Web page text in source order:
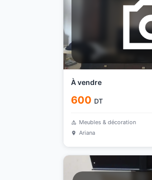
À vendre
600 DT
Meubles & décoration
Ariana